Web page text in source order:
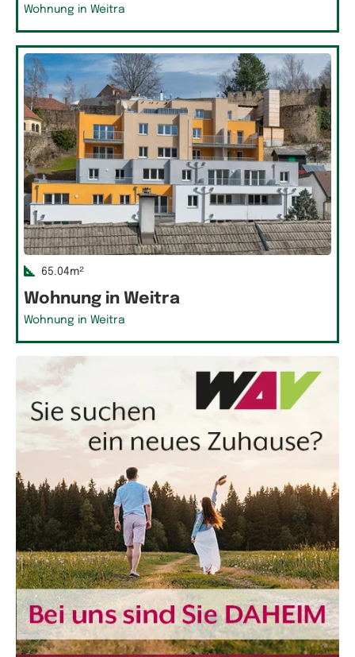
Wohnung in Weitra
65.04m²
Wohnung in Weitra
Wohnung in Weitra